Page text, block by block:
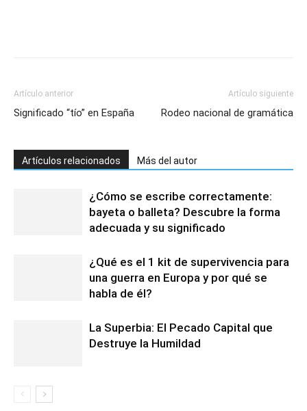
Artículo anterior
Significado “tío” en España
Artículo siguiente
Rodeo nacional de gramática
Artículos relacionados Más del autor
¿Cómo se escribe correctamente:
bayeta o balleta? Descubre la forma
adecuada y su significado
¿Qué es el 1 kit de supervivencia para
una guerra en Europa y por qué se
habla de él?
La Superbia: El Pecado Capital que
Destruye la Humildad